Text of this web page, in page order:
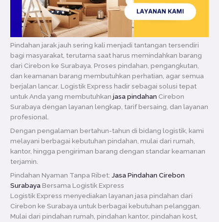
Pindahan jarak jauh sering kali menjadi tantangan tersendiri
bagi masyarakat, terutama saat harus memindahkan barang
dari Cirebon ke Surabaya. Proses pindahan, pengangkutan,
dan keamanan barang membutuhkan perhatian, agar semua
berjalan lancar. Logistik Express hadir sebagai solusi tepat
untuk Anda yang membutuhkanjasa pindahan Cirebon
Surabaya dengan layanan lengkap, tarif bersaing, dan layanan
profesional.
Dengan pengalaman bertahun-tahun di bidang logistik, kami
melayani berbagai kebutuhan pindahan, mulai dari rumah,
kantor, hingga pengiriman barang dengan standar keamanan
terjamin.
Pindahan Nyaman Tanpa Ribet: Jasa Pindahan Cirebon
Surabaya Bersama Logistik Express
Logistik Express menyediakan layanan jasa pindahan dari
Cirebon ke Surabaya untuk berbagai kebutuhan pelanggan.
Mulai dari pindahan rumah, pindahan kantor, pindahan kost,